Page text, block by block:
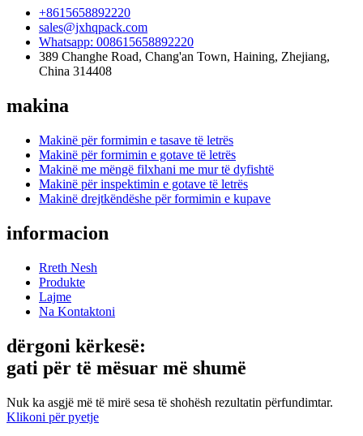
+8615658892220
sales@jxhqpack.com
Whatsapp: 008615658892220
389 Changhe Road, Chang'an Town, Haining, Zhejiang,
China 314408
makina
Makinë për formimin e tasave të letrës
Makinë për formimin e gotave të letrës
Makinë me mëngë filxhani me mur të dyfishtë
Makinë për inspektimin e gotave të letrës
Makinë drejtkëndëshe për formimin e kupave
informacion
Rreth Nesh
Produkte
Lajme
Na Kontaktoni
dërgoni kërkesë:
gati për të mësuar më shumë
Nuk ka asgjë më të mirë sesa të shohësh rezultatin përfundimtar.
Klikoni për pyetje